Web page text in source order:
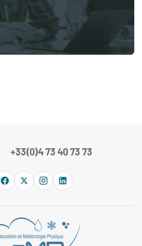
+33(0)4 73 40 73 73